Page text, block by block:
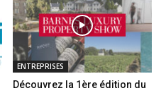
ENTREPRISES
Découvrez la 1ère édition du